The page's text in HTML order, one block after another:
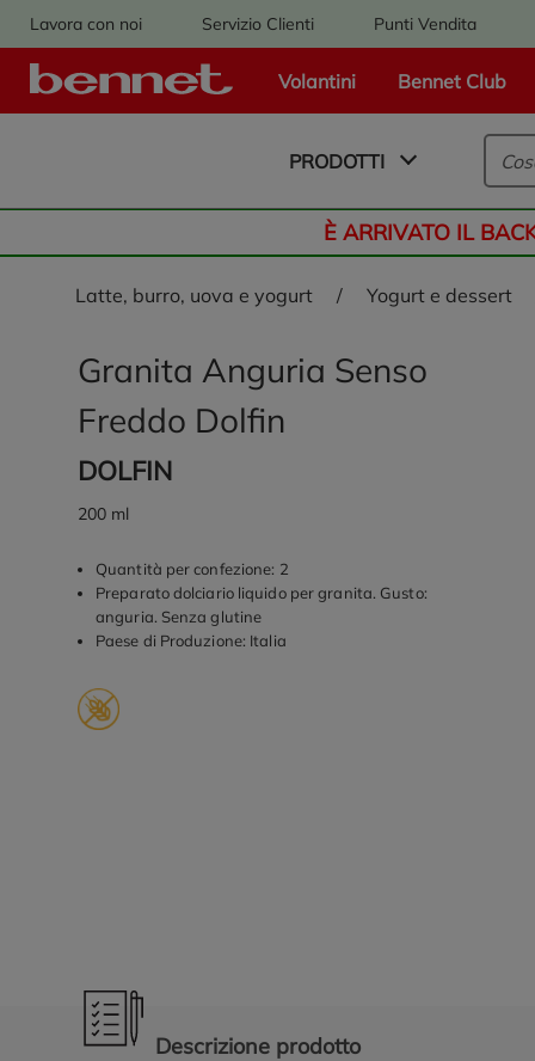
Lavora con noi Servizio Clienti Punti Vendita
Volantini Bennet Club
Logo Bennet - Torna alla homepage
PRODOTTI
È ARRIVATO IL
latte, burro, uova e yogurt / yogurt e dessert
Granita Anguria Senso
Freddo Dolfin
DOLFIN
200 ml
Quantità per confezione: 2
Preparato dolciario liquido per granita. Gusto:
anguria. Senza glutine
Paese di Produzione: Italia
Descrizione prodotto